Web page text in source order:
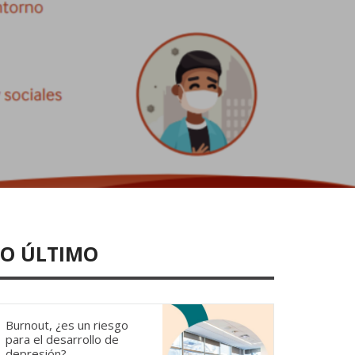
ÚLTIMO
Burnout, ¿es un riesgo
para el desarrollo de